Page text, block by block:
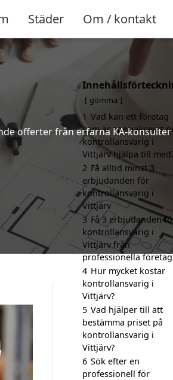
Städer Om / kontakt
offerter från erfarna KA-
gömma
1 Vad kan ett företag
som är specialiserat
kontrollansvarig i
Vittjärv hjälpa till
2 Få alltid minst 3
erbjudanden för
kontrollansvarig i
Vittjärv
3 Få 3 erbjudanden
kontrollansvarig i
Vittjärv från
professionella företag
4 Hur mycket kostar
kontrollansvarig i
Vittjärv?
5 Vad hjälper till att
bestämma priset på
kontrollansvarig i
Vittjärv?
6 Sök efter en
professionell för